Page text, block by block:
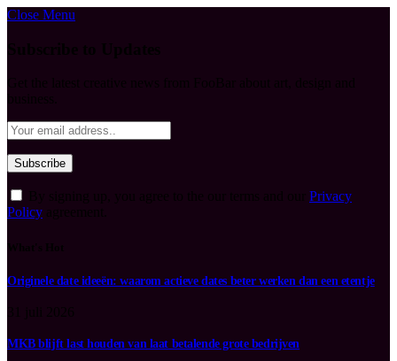
Close Menu
Privacy
Policy
Originele date ideeën: waarom actieve dates beter werken dan een etentje
MKB blijft last houden van laat betalende grote bedrijven